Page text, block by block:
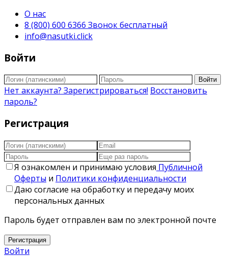
О нас
8 (800) 600 6366 Звонок бесплатный
info@nasutki.click
Войти
Войти
Нет аккаунта? Зарегистрироваться! Восстановить
пароль?
Регистрация
Я ознакомлен и принимаю условия Публичной
Оферты и Политики конфиденциальности
Даю согласие на обработку и передачу моих
персональных данных
Пароль будет отправлен вам по электронной почте
Регистрация
Войти